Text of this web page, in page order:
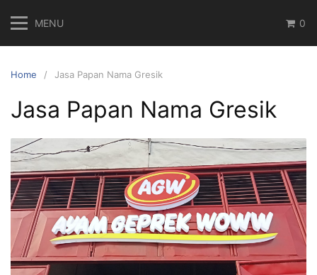
content
MENU 0
Home Jasa Papan Nama Gresik
Jasa Papan Nama Gresik